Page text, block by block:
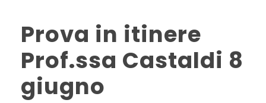
Prova in itinere
Prof.ssa Castaldi 8
giugno